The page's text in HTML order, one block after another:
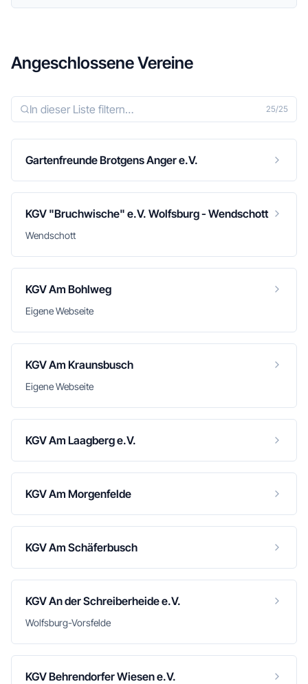
Angeschlossene Vereine
25/25
Gartenfreunde Brotgens Anger e.V.
KGV "Bruchwische" e.V. Wolfsburg - Wendschott
Wendschott
KGV Am Bohlweg
Eigene Webseite
KGV Am Kraunsbusch
Eigene Webseite
KGV Am Laagberg e.V.
KGV Am Morgenfelde
KGV Am Schäferbusch
KGV An der Schreiberheide e.V.
Wolfsburg-Vorsfelde
KGV Behrendorfer Wiesen e.V.